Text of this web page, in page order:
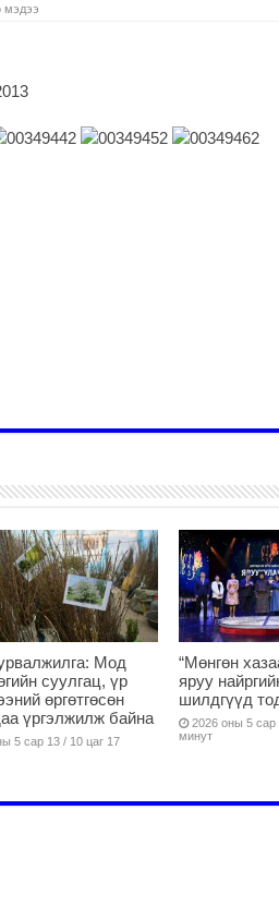
мэдээ
Мод
суулгац, үр
өргөтгөсөн
үргэлжилж байна
5 сар 13 / 10 цаг 17
“Мөнгөн
яруу
шилдгүүд
2026 оны 5 сар
минут